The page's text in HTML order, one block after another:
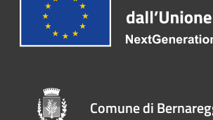
Comune di